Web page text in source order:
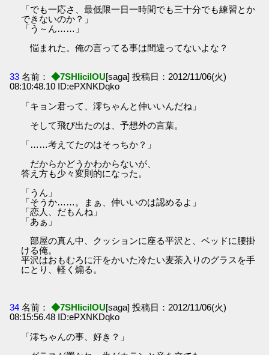
「でも一応さ、最低限一日一時間でも三十分でも練習とか
できないのか？」
「う～ん……」
悩まれた。俺の言ってる事は間違ってないよな？
33 名前： ◆7SHIicilOU[saga] 投稿日：2012/11/06(火)
08:10:48.10 ID:ePXNKDqko
「キョン君って、澪ちゃんと仲いいんだね」
そして飛び出たのは、予想外の言葉。
「……考えてたのはそっちか？」
だからかどうかわからないが、
答え方も少々変則的になった。
「うん」
「そうか……。まぁ、仲いいのは認めるよ」
「恋人、だもんね」
「あぁ」
部屋の真ん中、クッションに座る平沢と、ベッドに腰掛
ける俺。
平沢はおもむろに汗をかいた冷たい麦茶入りのグラスを手
にとり、軽く煽る。
34 名前： ◆7SHIicilOU[saga] 投稿日：2012/11/06(火)
08:15:56.48 ID:ePXNKDqko
「澪ちゃんの事、好き？」